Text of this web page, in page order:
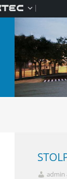
admin